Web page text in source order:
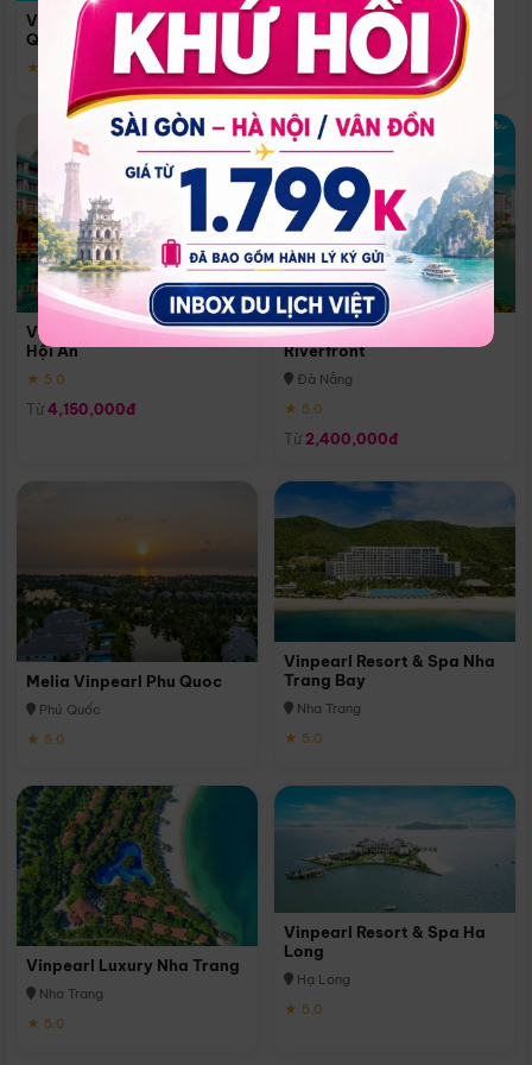
Vinpearl Resort & Spa Phu
Quoc
★ 5.0
Quoc
Phú Quốc
★ 5.0
Vinpearl Resort & Golf Nam
Hội An
★ 5.0
Từ 4,150,000đ
Melia Vinpearl Danang
Riverfront
Đà Nẵng
★ 5.0
Từ 2,400,000đ
Melia Vinpearl Phu Quoc
Phú Quốc
★ 5.0
Vinpearl Resort & Spa Nha
Trang Bay
Nha Trang
★ 5.0
Vinpearl Luxury Nha Trang
Nha Trang
★ 5.0
Vinpearl Resort & Spa Ha
Long
Hạ Long
★ 5.0